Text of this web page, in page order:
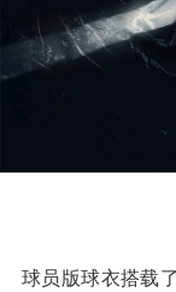
球员版球衣搭载